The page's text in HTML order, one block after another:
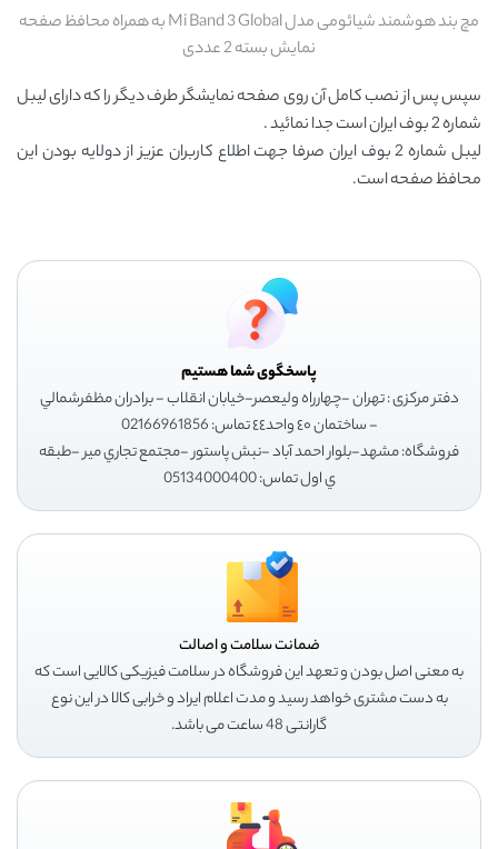
مچ بند هوشمند شیائومی مدل Mi Band 3 Global به همراه محافظ صفحه
نمایش بسته 2 عددی
سپس پس از نصب کامل آن روی صفحه نمایشگر طرف دیگر را که دارای لیبل
شماره 2 بوف ایران است جدا نمائید .
لیبل شماره 2 بوف ایران صرفا جهت اطلاع کاربران عزیز از دولایه بودن این
محافظ صفحه است.
پاسخگوی شما هستیم
دفتر مرکزی : تهران -چهارراه وليعصر-خيابان انقلاب - برادران مظفرشمالي
- ساختمان ٤٠ واحد٤٤ تماس: 02166961856
فروشگاه: مشهد-بلوار احمد آباد -نبش پاستور -مجتمع تجاري مير -طبقه
ي اول تماس: 05134000400
ضمانت سلامت و اصالت
به معنی اصل بودن و تعهد این فروشگاه در سلامت فیزیکی کالایی است که
به دست مشتری خواهد رسید و مدت اعلام ایراد و خرابی کالا در این نوع
گارانتی 48 ساعت می باشد.